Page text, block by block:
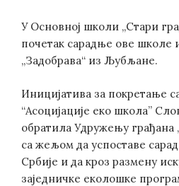
У Основној школи „Стари
почетак сарадње ове школе
„Задобрава“ из Љубљане.
Иницијатива за покретање
“Асоцијације еко школа”
обратила Удружењу грађана
са жељом да успоставе
Србије и да кроз размену
заједничке еколошке